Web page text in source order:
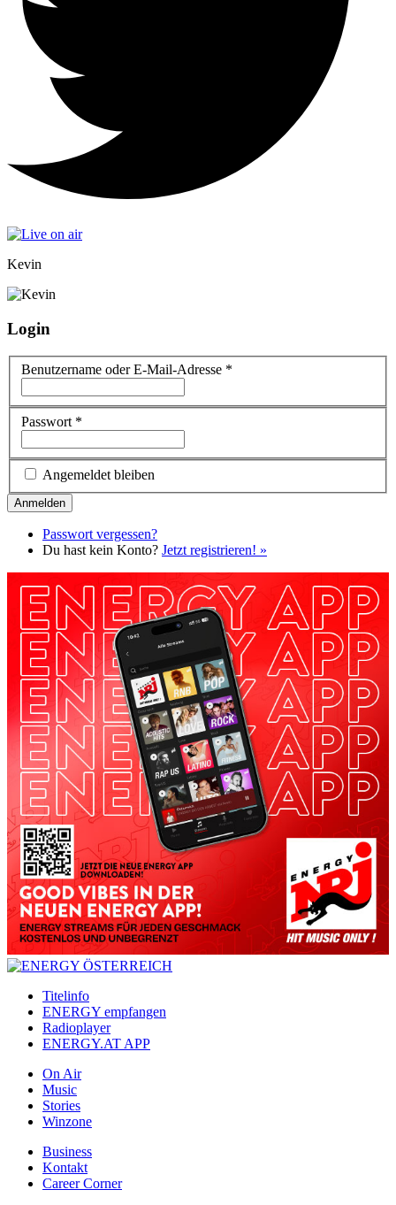
Kevin
Login
Benutzername oder E-Mail-Adresse *
Passwort *
Angemeldet bleiben
Passwort vergessen?
Du hast kein Konto? Jetzt registrieren! »
Titelinfo
ENERGY empfangen
Radioplayer
ENERGY.AT APP
On Air
Music
Stories
Winzone
Business
Kontakt
Career Corner